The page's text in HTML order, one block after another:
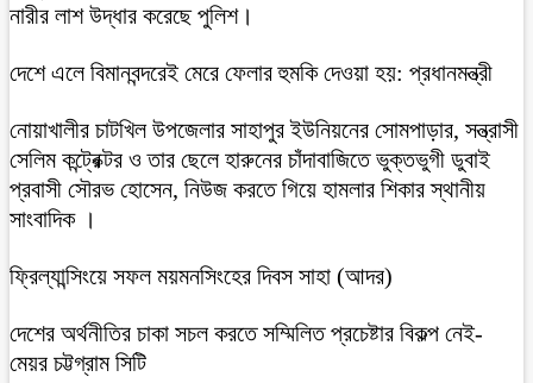
নারীর লাশ উদ্ধার করেছে পুলিশ।
দেশে এলে বিমানবন্দরেই মেরে ফেলার হুমকি দেওয়া হয়: প্রধানমন্ত্রী
নোয়াখালীর চাটখিল উপজেলার সাহাপুর ইউনিয়নের সোমপাড়ার, সন্ত্রাসী
সেলিম কন্ট্রেক্টর ও তার ছেলে হারুনের চাঁদাবাজিতে ভুক্তভুগী ডুবাই
প্রবাসী সৌরভ হোসেন, নিউজ করতে গিয়ে হামলার শিকার স্থানীয়
সাংবাদিক ।
ফ্রিল্যান্সিংয়ে সফল ময়মনসিংহের দিবস সাহা (আদর)
দেশের অর্থনীতির চাকা সচল করতে সম্মিলিত প্রচেষ্টার বিকল্প নেই-
মেয়র চট্টগ্রাম সিটি